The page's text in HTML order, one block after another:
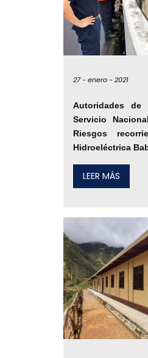
27 -enero -2021
Autoridades
Servicio
Riesgos
Hidroeléctrica
LEER MÁS